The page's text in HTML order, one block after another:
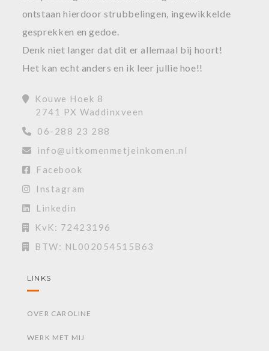
ontstaan hierdoor strubbelingen, ingewikkelde
gesprekken en gedoe.
Denk niet langer dat dit er allemaal bij hoort!
Het kan echt anders en ik leer jullie hoe!!
Kouwe Hoek 8
2741 PX Waddinxveen
06-288 23 288
info@uitkomenmetjeinkomen.nl
Facebook
Instagram
Linkedin
KvK: 72423196
BTW: NL002054515B63
LINKS
OVER CAROLINE
WERK MET MIJ